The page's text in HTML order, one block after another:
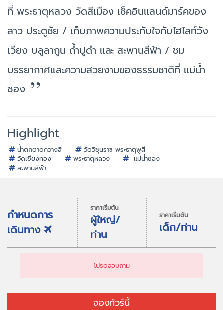
ที่ พระธาตุหลวง วัดสีเมือง เช็คอินแลนด์มาร์คของ
ลาว ประตูชัย / เก็บภาพความประทับใจกับไฮไลท์วัง
เวียง บลูลากูน ถ้ำปูดำ และ สะพานสีฟ้า / ชม
บรรยากาศและความสวยงามของธรรมชาติที่ แม่น้ำ
ซอง
Highlight
น้ำตกตาดกวางสี
วัดวิชุนราช พระธาตุพูสี
วัดเซียงทอง
พระธาตุหลวง
แม่น้ำซอง
สะพานสีฟ้า
กำหนดการ
เดินทาง
ราคาเริ่มต้น
ผู้ใหญ่/
ท่าน
ราคาเริ่มต้น
เด็ก/ท่าน
โปรดสอบถาม
จองทัวร์นี้